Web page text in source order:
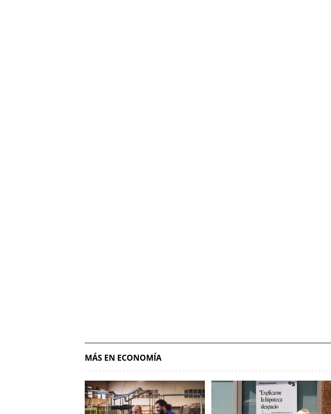
MÁS EN ECONOMÍA